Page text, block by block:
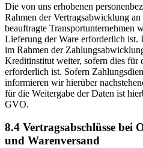
Die von uns erhobenen
Rahmen der Vertragsabwicklung
beauftragte Transportunternehmen
Lieferung der Ware erforderlich ist.
im Rahmen der
Kreditinstitut weiter, sofern dies für
erforderlich ist. Sofern
informieren wir hierüber
für die Weitergabe der Daten ist
GVO.
8.4 Vertragsabschlüsse bei
und Warenversand